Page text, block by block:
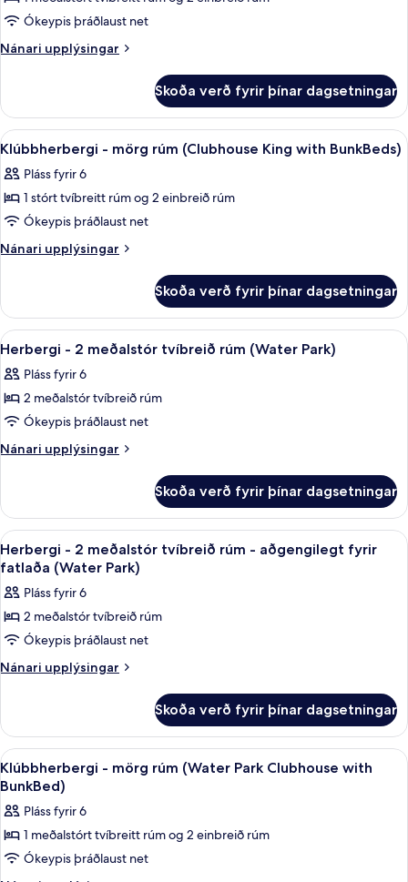
(Mobility
með
hjólastólsaðgengi
(Mobility
-
mörg
Queen
with
BunkBeds)
Ókeypis þráðlaust net
Nánari upplýsingar
Nánari
-
mörg
rúm
Queen
with
BunkBeds)
Skoða verð fyrir þínar dagsetningar
Skoða
allar
myndir
fyrir
Klúbbherbergi
-
(Clubhouse
King
with
BunkBeds)
Myrkratjöld/-gardínur, straujárn/
3
Klúbbherbergi - mörg rúm (Clubhouse King with BunkBeds)
Pláss fyrir 6
1 stórt tvíbreitt rúm og 2 einbreið rúm
Ókeypis þráðlaust net
Nánari upplýsingar
Nánari
-
mörg
rúm
(Clubhouse
King
with
BunkBeds)
Skoða verð fyrir þínar dagsetningar
Skoða
allar
myndir
fyrir
Herbergi
-
tvíbreið
rúm
(Water
Park)
Myrkratjöld/-gardínur, straujárn/
2
Herbergi - 2 meðalstór tvíbreið rúm (Water Park)
Pláss fyrir 6
2 meðalstór tvíbreið rúm
Ókeypis þráðlaust net
Nánari upplýsingar
Nánari
-
meðalstór
tvíbreið
(Water
Park)
Skoða verð fyrir þínar dagsetningar
Skoða
allar
myndir
fyrir
Herbergi
-
2
rúm
aðgengilegt
fyrir
fatlaða
(Water
Park)
Myrkratjöld/-gardínur, straujárn/
2
Herbergi - 2 meðalstór tvíbreið rúm - aðgengilegt fyrir
fatlaða (Water Park)
Pláss fyrir 6
2 meðalstór tvíbreið rúm
Ókeypis þráðlaust net
Nánari upplýsingar
Nánari
-
meðalstór
tvíbreið
-
aðgengilegt
fatlaða
Skoða verð fyrir þínar dagsetningar
Skoða
allar
myndir
fyrir
Klúbbherbergi
-
Myrkratjöld/-gardínur, straujárn/
3
Klúbbherbergi - mörg rúm (Water Park Clubhouse with
BunkBed)
Pláss fyrir 6
1 meðalstórt tvíbreitt rúm og 2 einbreið rúm
Ókeypis þráðlaust net